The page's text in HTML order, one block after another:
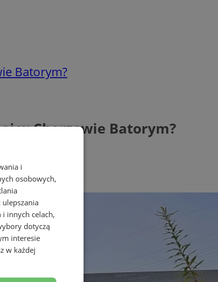
Batorym?
w Chorzowie Batorym?
i
osobowych,
innych celach,
dotyczą
interesie
w każdej